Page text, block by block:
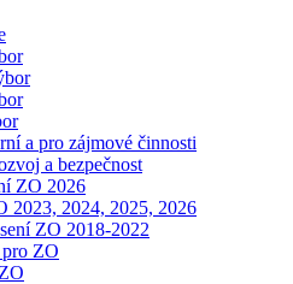
a pro zájmové činnosti
a bezpečnost
ZO 2026
2023, 2024, 2025, 2026
ZO 2018-2022
ZO